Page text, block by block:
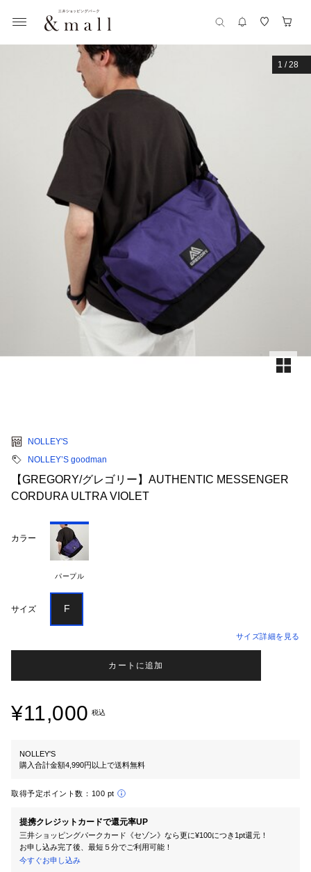
1 /28
NOLLEY'S
NOLLEY’S goodman
【GREGORY/グレゴリー】AUTHENTIC MESSENGER
CORDURA ULTRA VIOLET
カラー
パープル
サイズ F
サイズ詳細を見る
カートに追加
¥11,000 税込
NOLLEY'S
購入合計金額4,990円以上で送料無料
取得予定ポイント数： 100 pt
提携クレジットカードで還元率UP
三井ショッピングパークカード《セゾン》なら更に¥100につき1pt還元！
お申し込み完了後、最短５分でご利用可能！
今すぐお申し込み